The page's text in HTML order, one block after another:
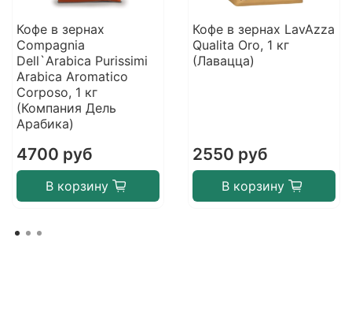
Кофе в зернах
Compagnia
Dell`Arabica Purissimi
Arabica Aromatico
Corposo, 1 кг
(Компания Дель
Арабика)
4700 руб
В корзину
Кофе в зернах LavAzza
Qualita Oro, 1 кг
(Лавацца)
2550 руб
В корзину